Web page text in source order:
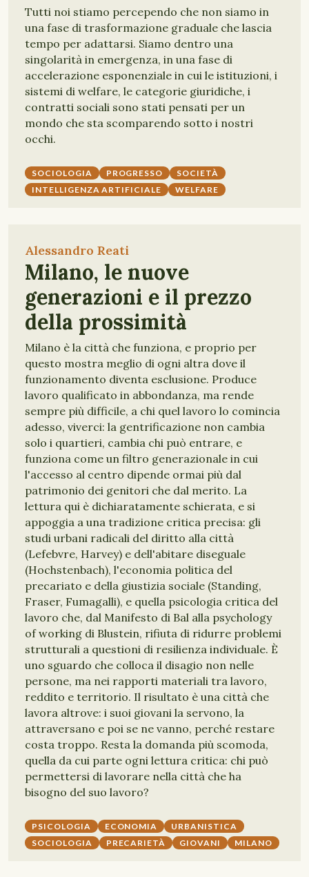
Tutti noi stiamo percependo che non siamo in
una fase di trasformazione graduale che lascia
tempo per adattarsi. Siamo dentro una
singolarità in emergenza, in una fase di
accelerazione esponenziale in cui le istituzioni, i
sistemi di welfare, le categorie giuridiche, i
contratti sociali sono stati pensati per un
mondo che sta scomparendo sotto i nostri
occhi.
SOCIOLOGIA PROGRESSO
SOCIETÀ
INTELLIGENZA ARTIFICIALE
WELFARE
Alessandro Reati
Milano, le nuove
generazioni e il prezzo
della prossimità
Milano è la città che funziona, e proprio per
questo mostra meglio di ogni altra dove il
funzionamento diventa esclusione. Produce
lavoro qualificato in abbondanza, ma rende
sempre più difficile, a chi quel lavoro lo comincia
adesso, viverci: la gentrificazione non cambia
solo i quartieri, cambia chi può entrare, e
funziona come un filtro generazionale in cui
l'accesso al centro dipende ormai più dal
patrimonio dei genitori che dal merito. La
lettura qui è dichiaratamente schierata, e si
appoggia a una tradizione critica precisa: gli
studi urbani radicali del diritto alla città
(Lefebvre, Harvey) e dell'abitare diseguale
(Hochstenbach), l'economia politica del
precariato e della giustizia sociale (Standing,
Fraser, Fumagalli), e quella psicologia critica del
lavoro che, dal Manifesto di Bal alla psychology
of working di Blustein, rifiuta di ridurre problemi
strutturali a questioni di resilienza individuale. È
uno sguardo che colloca il disagio non nelle
persone, ma nei rapporti materiali tra lavoro,
reddito e territorio. Il risultato è una città che
lavora altrove: i suoi giovani la servono, la
attraversano e poi se ne vanno, perché restare
costa troppo. Resta la domanda più scomoda,
quella da cui parte ogni lettura critica: chi può
permettersi di lavorare nella città che ha
bisogno del suo lavoro?
PSICOLOGIA ECONOMIA
URBANISTICA
SOCIOLOGIA
PRECARIETÀ GIOVANI MILANO